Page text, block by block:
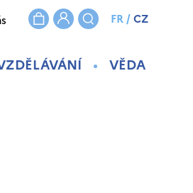
VĚDA
FR/CZ